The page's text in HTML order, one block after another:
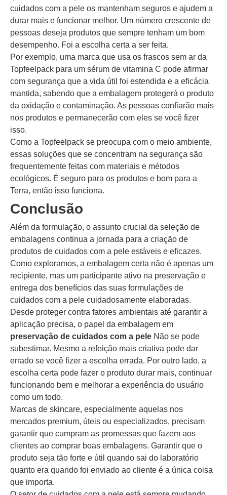
cuidados com a pele os mantenham seguros e ajudem a
durar mais e funcionar melhor. Um número crescente de
pessoas deseja produtos que sempre tenham um bom
desempenho. Foi a escolha certa a ser feita.
Por exemplo, uma marca que usa os frascos sem ar da
Topfeelpack para um sérum de vitamina C pode afirmar
com segurança que a vida útil foi estendida e a eficácia
mantida, sabendo que a embalagem protegerá o produto
da oxidação e contaminação. As pessoas confiarão mais
nos produtos e permanecerão com eles se você fizer
isso.
Como a Topfeelpack se preocupa com o meio ambiente,
essas soluções que se concentram na segurança são
frequentemente feitas com materiais e métodos
ecológicos. É seguro para os produtos e bom para a
Terra, então isso funciona.
Conclusão
Além da formulação, o assunto crucial da seleção de
embalagens continua a jornada para a criação de
produtos de cuidados com a pele estáveis e eficazes.
Como exploramos, a embalagem certa não é apenas um
recipiente, mas um participante ativo na preservação e
entrega dos benefícios das suas formulações de
cuidados com a pele cuidadosamente elaboradas.
Desde proteger contra fatores ambientais até garantir a
aplicação precisa, o papel da embalagem em
preservação de cuidados com a pele Não se pode
subestimar. Mesmo a refeição mais criativa pode dar
errado se você fizer a escolha errada. Por outro lado, a
escolha certa pode fazer o produto durar mais, continuar
funcionando bem e melhorar a experiência do usuário
como um todo.
Marcas de skincare, especialmente aquelas nos
mercados premium, úteis ou especializados, precisam
garantir que cumpram as promessas que fazem aos
clientes ao comprar boas embalagens. Garantir que o
produto seja tão forte e útil quando sai do laboratório
quanto era quando foi enviado ao cliente é a única coisa
que importa.